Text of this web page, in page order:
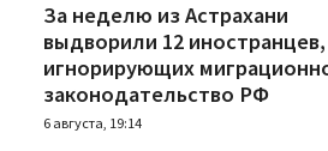
За неделю из Астрахани
выдворили 12 иностранцев,
игнорирующих
законодательство РФ
6 августа, 19:14